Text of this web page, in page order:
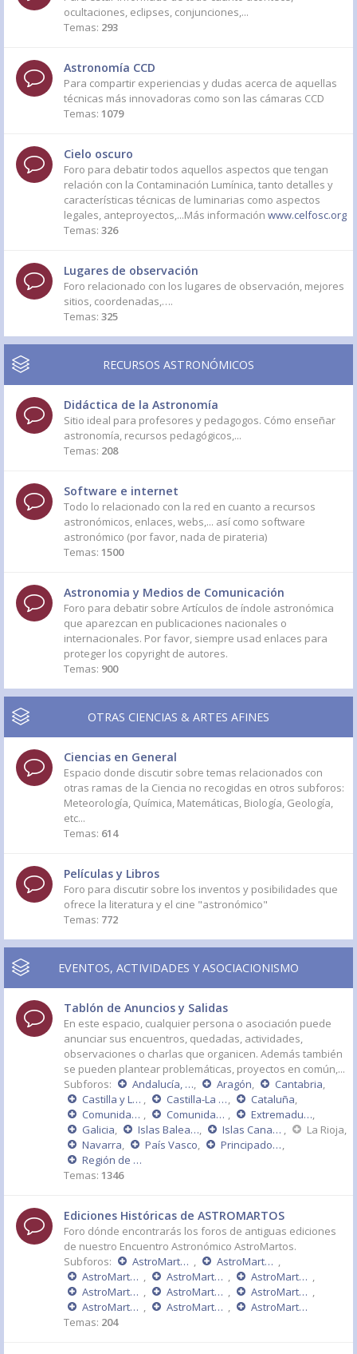
ocultaciones, eclipses, conjunciones,...
Temas: 293
Astronomía CCD
Para compartir experiencias y dudas acerca de aquellas
técnicas más innovadoras como son las cámaras CCD
Temas: 1079
Cielo oscuro
Foro para debatir todos aquellos aspectos que tengan
relación con la Contaminación Lumínica, tanto detalles y
características técnicas de luminarias como aspectos
legales, anteproyectos,...Más información www.celfosc.org
Temas: 326
Lugares de observación
Foro relacionado con los lugares de observación, mejores
sitios, coordenadas,….
Temas: 325
RECURSOS ASTRONÓMICOS
Didáctica de la Astronomía
Sitio ideal para profesores y pedagogos. Cómo enseñar
astronomía, recursos pedagógicos,...
Temas: 208
Software e internet
Todo lo relacionado con la red en cuanto a recursos
astronómicos, enlaces, webs,... así como software
astronómico (por favor, nada de pirateria)
Temas: 1500
Astronomia y Medios de Comunicación
Foro para debatir sobre Artículos de índole astronómica
que aparezcan en publicaciones nacionales o
internacionales. Por favor, siempre usad enlaces para
proteger los copyright de autores.
Temas: 900
OTRAS CIENCIAS & ARTES AFINES
Ciencias en General
Espacio donde discutir sobre temas relacionados con
otras ramas de la Ciencia no recogidas en otros subforos:
Meteorología, Química, Matemáticas, Biología, Geología,
etc...
Temas: 614
Películas y Libros
Foro para discutir sobre los inventos y posibilidades que
ofrece la literatura y el cine "astronómico"
Temas: 772
EVENTOS, ACTIVIDADES Y ASOCIACIONISMO
Tablón de Anuncios y Salidas
En este espacio, cualquier persona o asociación puede
anunciar sus encuentros, quedadas, actividades,
observaciones o charlas que organicen. Además también
se pueden plantear problemáticas, proyectos en común,...
Subforos:
Andalucía, Ceuta y Melilla , Aragón, Cantabria,
Castilla y León
, Castilla-La Mancha , Cataluña,
Comunidad de Madrid
, Comunidad Valenciana , Extremadura
,
Galicia, Islas Baleares , Islas Canarias , La Rioja,
Navarra, País Vasco, Principado de Asturias
,
Región de Murcia
Temas: 1346
Ediciones Históricas de ASTROMARTOS
Foro dónde encontrarás los foros de antiguas ediciones
de nuestro Encuentro Astronómico AstroMartos.
Subforos:
AstroMartos 2015 , AstroMartos 2014
,
AstroMartos 2013
, AstroMartos 2011 - DÉCIMO ANIVERSARIO , AstroMartos 2010
,
AstroMartos 2009
, AstroMartos 2008 , AstroMartos 2007
,
AstroMartos 2006
, AstroMartos 2005 ,
AstroMartos 2004
Temas: 204